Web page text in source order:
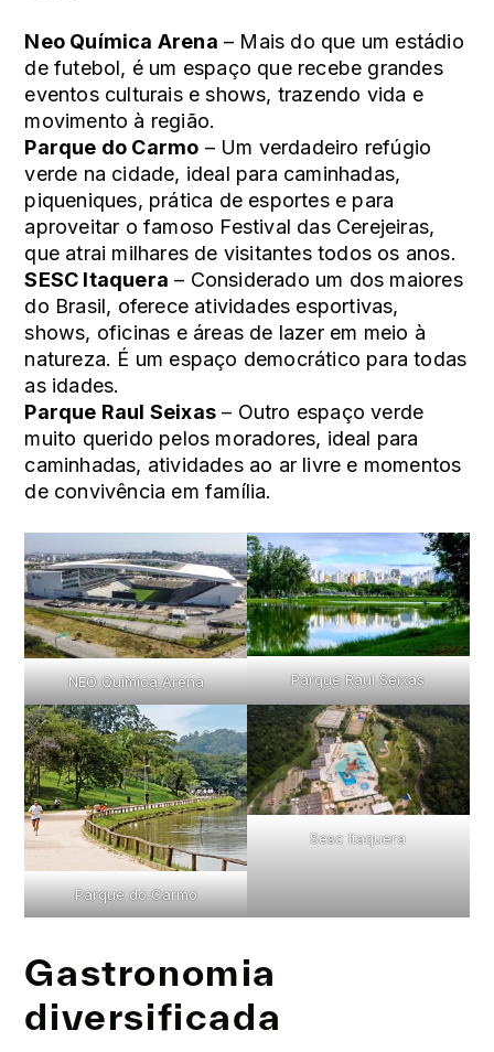
Neo Química Arena – Mais do que um estádio
de futebol, é um espaço que recebe grandes
eventos culturais e shows, trazendo vida e
movimento à região.
Parque do Carmo – Um verdadeiro refúgio
verde na cidade, ideal para caminhadas,
piqueniques, prática de esportes e para
aproveitar o famoso Festival das Cerejeiras,
que atrai milhares de visitantes todos os anos.
SESC Itaquera – Considerado um dos maiores
do Brasil, oferece atividades esportivas,
shows, oficinas e áreas de lazer em meio à
natureza. É um espaço democrático para todas
as idades.
Parque Raul Seixas – Outro espaço verde
muito querido pelos moradores, ideal para
caminhadas, atividades ao ar livre e momentos
de convivência em família.
NEO Química Arena Parque Raul Seixas
Parque do Carmo
Sesc Itaquera
Gastronomia
diversificada